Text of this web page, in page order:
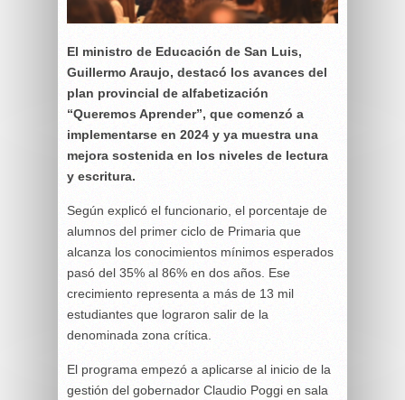
El ministro de Educación de San Luis,
Guillermo Araujo, destacó los avances del
plan provincial de alfabetización
“Queremos Aprender”, que comenzó a
implementarse en 2024 y ya muestra una
mejora sostenida en los niveles de lectura
y escritura.
Según explicó el funcionario, el porcentaje de
alumnos del primer ciclo de Primaria que
alcanza los conocimientos mínimos esperados
pasó del 35% al 86% en dos años. Ese
crecimiento representa a más de 13 mil
estudiantes que lograron salir de la
denominada zona crítica.
El programa empezó a aplicarse al inicio de la
gestión del gobernador Claudio Poggi en sala